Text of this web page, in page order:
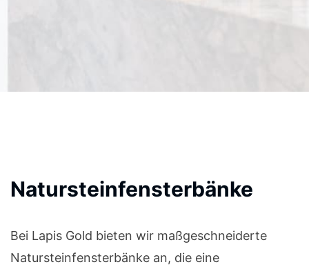
Natursteinfensterbänke
Bei Lapis Gold bieten wir maßgeschneiderte
Natursteinfensterbänke an, die eine